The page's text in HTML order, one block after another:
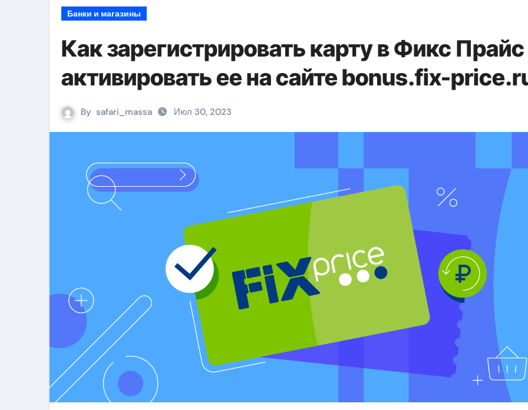
Банки и магазины
Как зарегистрировать карту в Фикс Прайс
активировать ее на сайте bonus.fix-
By safari_massa Июл 30, 2023